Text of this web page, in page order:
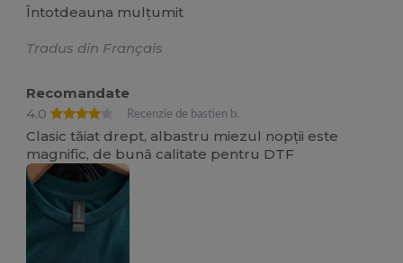
Întotdeauna mulțumit
Tradus din Français
Recomandate
4.0
Recenzie de bastien b.
Clasic tăiat drept, albastru miezul nopții este
magnific, de bună calitate pentru DTF